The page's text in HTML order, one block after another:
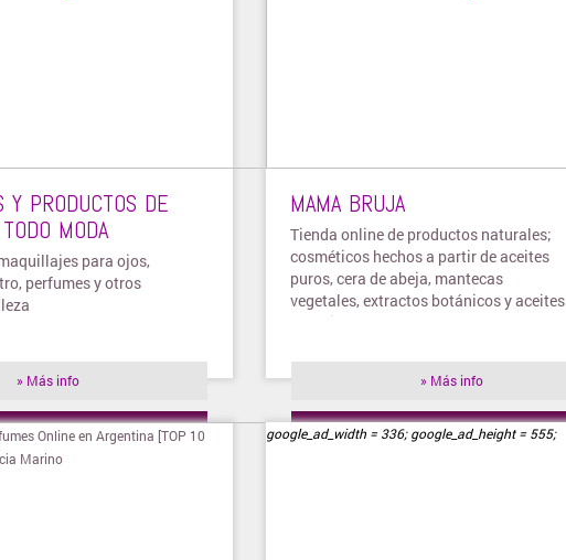
Y PRODUCTOS DE
MODA
para ojos,
perfumes y otros
» Más info
tienda
MAMA BRUJA
Tienda online de productos naturales;
cosméticos hechos a partir de aceites
puros, cera de abeja, mantecas
vegetales, extractos botánicos y aceites
esenciales
» Más info
» Visitar tienda
google_ad_width = 336; google_ad_height = 555;